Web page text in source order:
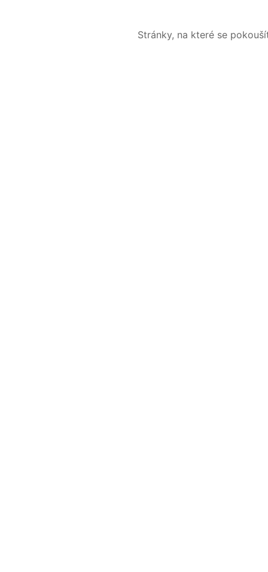
Stránky, na které se